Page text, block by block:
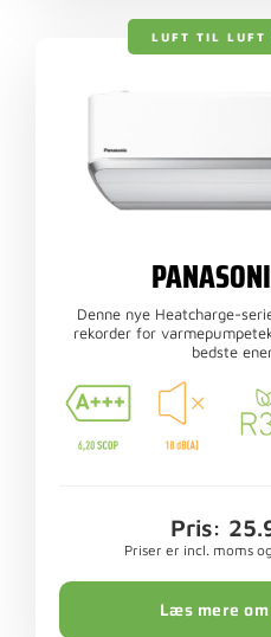
LUFT TIL LUFT
Denne nye Heatcharge-
rekorder for
bedste
Pris:
Priser er incl. moms
Læs mere